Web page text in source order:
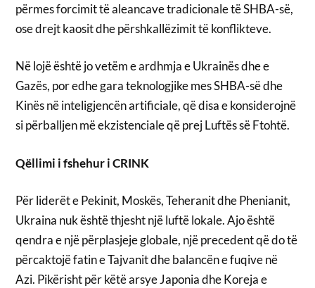
përmes forcimit të aleancave tradicionale të SHBA-së,
ose drejt kaosit dhe përshkallëzimit të konflikteve.
Në lojë është jo vetëm e ardhmja e Ukrainës dhe e
Gazës, por edhe gara teknologjike mes SHBA-së dhe
Kinës në inteligjencën artificiale, që disa e konsiderojnë
si përballjen më ekzistenciale që prej Luftës së Ftohtë.
Qëllimi i fshehur i CRINK
Për liderët e Pekinit, Moskës, Teheranit dhe Phenianit,
Ukraina nuk është thjesht një luftë lokale. Ajo është
qendra e një përplasjeje globale, një precedent që do të
përcaktojë fatin e Tajvanit dhe balancën e fuqive në
Azi. Pikërisht për këtë arsye Japonia dhe Koreja e